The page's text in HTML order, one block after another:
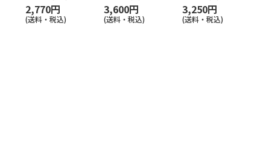
2,770円
(送料・税込)
3,600円
(送料・税込)
3,250円
(送料・税込)